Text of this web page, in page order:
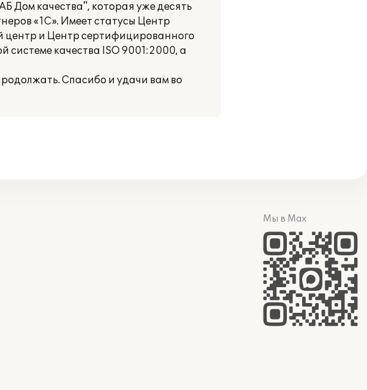
Дом качества", которая уже десять
«1С». Имеет статусы Центр
центр и Центр сертифицированного
качества ISO 9001:2000, а
Спасибо и удачи вам во
Мы в Max